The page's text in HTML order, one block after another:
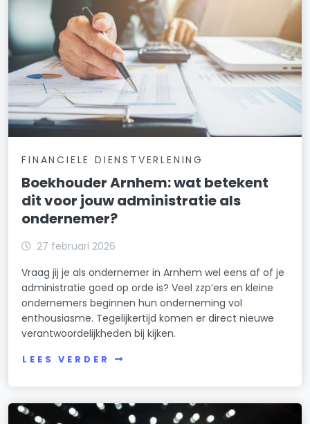
FINANCIELE DIENSTVERLENING
Boekhouder Arnhem: wat betekent
dit voor jouw administratie als
ondernemer?
27 februari 2026
Vraag jij je als ondernemer in Arnhem wel eens af of je
administratie goed op orde is? Veel zzp’ers en kleine
ondernemers beginnen hun onderneming vol
enthousiasme. Tegelijkertijd komen er direct nieuwe
verantwoordelijkheden bij kijken.
LEES VERDER